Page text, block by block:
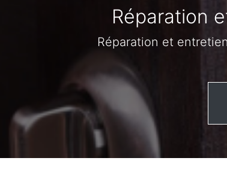
Réparation
Réparation et